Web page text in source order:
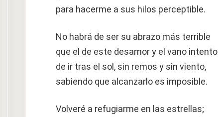
para hacerme a sus hilos perceptible.
No habrá de ser su abrazo más terrible
que el de este desamor y el vano intento
de ir tras el sol, sin remos y sin viento,
sabiendo que alcanzarlo es imposible.
Volveré a refugiarme en las estrellas;